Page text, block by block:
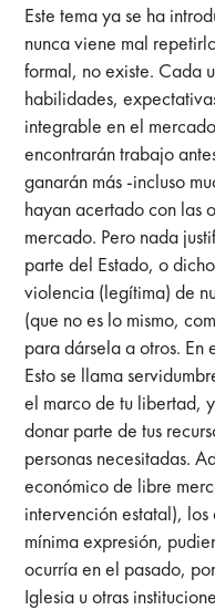
Este tema ya se ha
nunca viene mal
formal, no existe. Cada
habilidades,
integrable en el
encontrarán trabajo
ganarán más -incluso
hayan acertado con las
mercado. Pero nada
parte del Estado, o
violencia (legítima) de
(que no es lo mismo,
para dársela a otros. En
Esto se llama
el marco de tu libertad,
donar parte de tus
personas necesitadas.
económico de libre
intervención estatal),
mínima expresión,
ocurría en el pasado,
Iglesia u otras